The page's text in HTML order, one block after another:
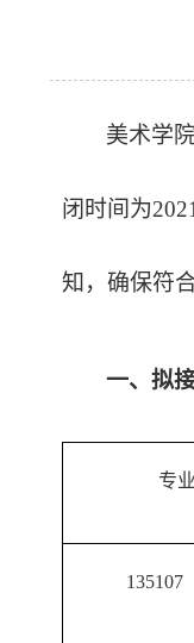
美术学
闭时间为
知，确保符
一、拟
专业
135107